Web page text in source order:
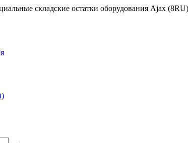
складские остатки оборудования Ajax